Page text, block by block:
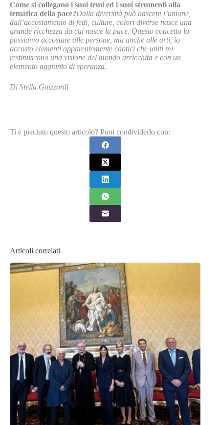
Come si collegano i suoi temi ed i suoi strumenti alla
tematica della pace?Dalla diversità può nascere l’unione,
dall’accostamento di fedi, culture, colori diverse nasce una
grande ricchezza da cui nasce la pace. Questo concetto lo
possiamo accostare alle persone, ma anche alle arti, io
accosto elementi apparentemente caotici che uniti mi
restituiscono una visione del mondo arricchita e con un
elemento aggiunto di speranza.
Di Stella Guizzardi
Ti è piaciuto questo articolo? Puoi condividerlo con:
Articoli correlati